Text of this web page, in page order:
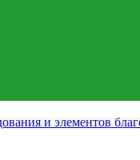
и элементов